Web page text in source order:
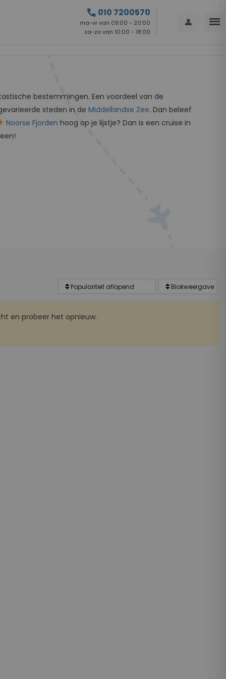
call 010 7200570
ma-vr van 09:00 - 20:00
za-zo van 10:00 - 18:00
person menu
bestemmingen. Een voordeel van de
steden in deMiddellandse Zee. Dan beleef
Noorse Fjorden hoog op je lijstje? Dan is een cruise in
en probeer het opnieuw.